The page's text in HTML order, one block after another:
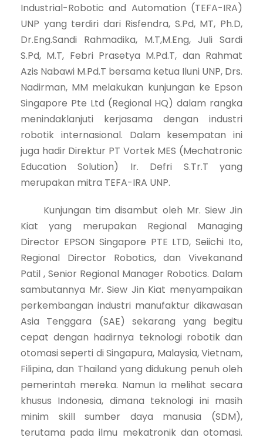
Industrial-Robotic and Automation (TEFA-IRA)
UNP yang terdiri dari Risfendra, S.Pd, MT, Ph.D,
Dr.Eng.Sandi Rahmadika, M.T,M.Eng, Juli Sardi
S.Pd, M.T, Febri Prasetya M.Pd.T, dan Rahmat
Azis Nabawi M.Pd.T bersama ketua Iluni UNP, Drs.
Nadirman, MM melakukan kunjungan ke Epson
Singapore Pte Ltd (Regional HQ) dalam rangka
menindaklanjuti kerjasama dengan industri
robotik internasional. Dalam kesempatan ini
juga hadir Direktur PT Vortek MES (Mechatronic
Education Solution) Ir. Defri S.Tr.T yang
merupakan mitra TEFA-IRA UNP.
Kunjungan tim disambut oleh Mr. Siew Jin
Kiat yang merupakan Regional Managing
Director EPSON Singapore PTE LTD, Seiichi Ito,
Regional Director Robotics, dan Vivekanand
Patil , Senior Regional Manager Robotics. Dalam
sambutannya Mr. Siew Jin Kiat menyampaikan
perkembangan industri manufaktur dikawasan
Asia Tenggara (SAE) sekarang yang begitu
cepat dengan hadirnya teknologi robotik dan
otomasi seperti di Singapura, Malaysia, Vietnam,
Filipina, dan Thailand yang didukung penuh oleh
pemerintah mereka. Namun Ia melihat secara
khusus Indonesia, dimana teknologi ini masih
minim skill sumber daya manusia (SDM),
terutama pada ilmu mekatronik dan otomasi.